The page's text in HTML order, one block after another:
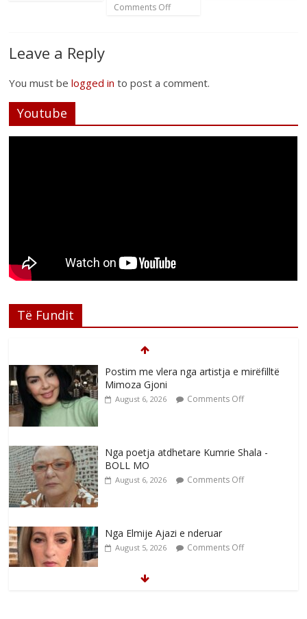
Comments Off
Leave a Reply
You must belogged in to post a comment.
Youtube
Të Fundit
Postim me vlera nga artistja e mirëfilltë
Mimoza Gjoni
August 6, 2026 Comments Off
Nga poetja atdhetare Kumrie Shala -
BOLL MO
August 6, 2026 Comments Off
Nga Elmije Ajazi e nderuar
August 5, 2026 Comments Off